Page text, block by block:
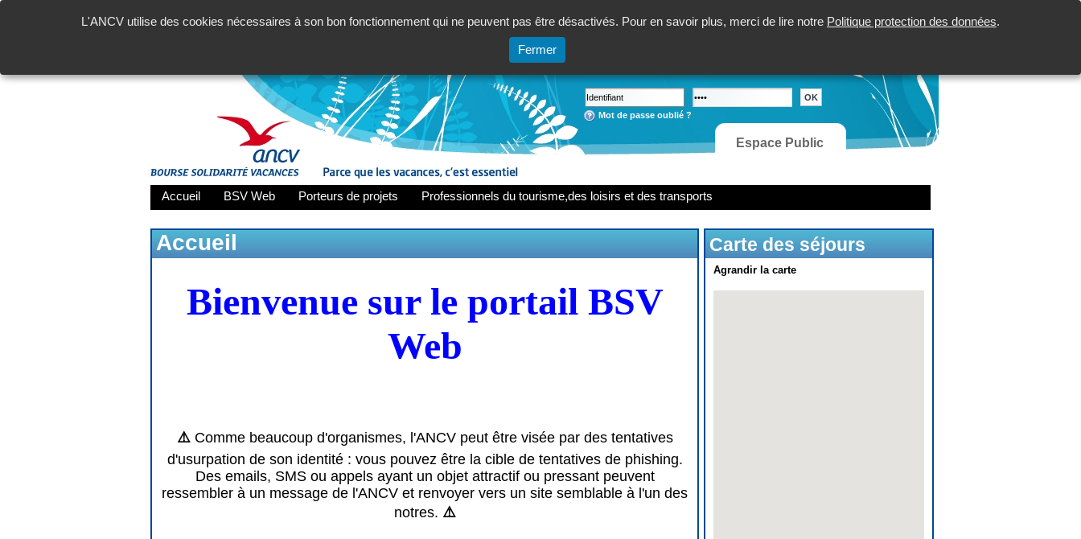
L'ANCV utilise des cookies nécessaires à son bon fonctionnement qui ne peuvent pas être désactivés. Pour en savoir plus, merci de lire notre Politique protection des données.
Fermer
Mot de passe oublié ?
Espace Public
Accueil BSV Web Porteurs de projets Professionnels du tourisme,des loisirs et des transports
Accueil
Bienvenue sur le portail BSV
Web
⚠️ Comme beaucoup d'organismes, l'ANCV peut être visée par des tentatives
d'usurpation de son identité : vous pouvez être la cible de tentatives de phishing.
Des emails, SMS ou appels ayant un objet attractif ou pressant peuvent
ressembler à un message de l'ANCV et renvoyer vers un site semblable à l'un des
notres. ⚠️
Carte des séjours
Agrandir la carte